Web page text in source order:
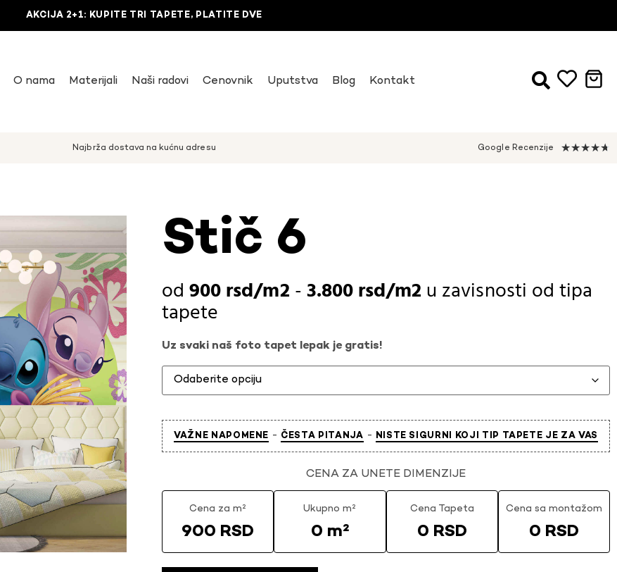
AKCIJA 2+1: KUPITE TRI TAPETE, PLATITE DVE
O nama Materijali Naši radovi Cenovnik Uputstva Blog Kontakt
Najbrža dostava na kućnu adresu Google Recenzije ★★★★★
Stič 6
900rsd -3.800rsd u zavisnosti od tipa
tapete
Uz svaki naš foto tapet lepak je gratis!
VAŽNE NAPOMENE - ČESTA PITANJA - NISTE SIGURNI KOJI TIP TAPETE JE ZA VAS
CENA ZA UNETE DIMENZIJE
Cena za m²
900 RSD
Ukupno m²
0 m²
Cena Tapeta
0 RSD
Cena sa montažom
0 RSD